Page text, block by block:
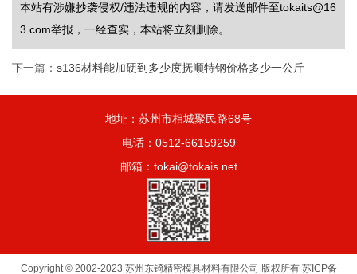
本站有涉嫌抄袭侵权/违法违规的内容，请发送邮件至tokaits@16
3.com举报，一经查实，本站将立刻删除。
下一篇：s136材料能加硬到多少度抚顺特钢价格多少一公斤
地址：苏州市相城聚民路68号
电话：0512-66159259
邮箱：tokai@tokais.net
Copyright © 2002-2023 苏州东锜精密模具材料有限公司 版权所有 苏ICP备